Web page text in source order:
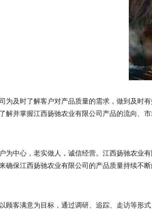
为及时了解客户对产品质量的需求，做到及时
解并掌握江西扬驰农业有限公司产品的流向、
为中心，老实做人，诚信经营。江西扬驰农业
确保江西扬驰农业有限公司的产品质量持续不断
顾客满意为目标，通过调研、追踪、走访等形